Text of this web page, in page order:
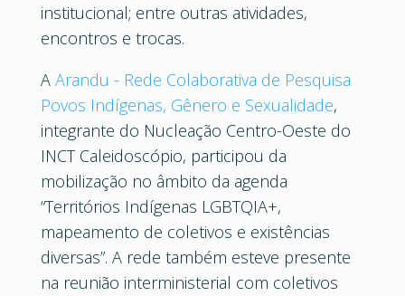
institucional; entre outras atividades,
encontros e trocas.
A Arandu - Rede Colaborativa de Pesquisa
Povos Indígenas, Gênero e Sexualidade,
integrante do Nucleação Centro-Oeste do
INCT Caleidoscópio, participou da
mobilização no âmbito da agenda
“Territórios Indígenas LGBTQIA+,
mapeamento de coletivos e existências
diversas”. A rede também esteve presente
na reunião interministerial com coletivos